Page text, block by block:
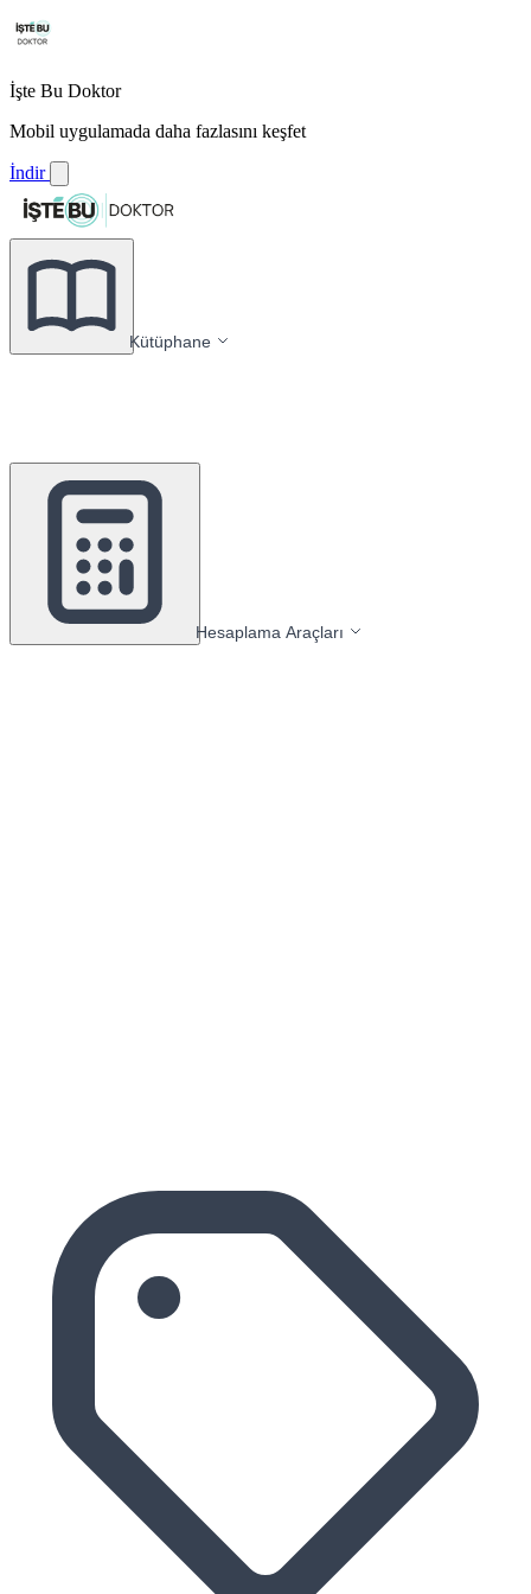
İşte Bu Doktor
Mobil uygulamada daha fazlasını keşfet
İndir
Kütüphane
Hesaplama Araçları